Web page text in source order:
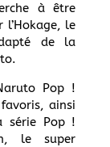
à être
le
de la
Pop !
ainsi
série Pop !
le super